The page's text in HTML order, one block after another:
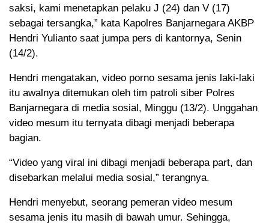
saksi, kami menetapkan pelaku J (24) dan V (17)
sebagai tersangka,” kata Kapolres Banjarnegara AKBP
Hendri Yulianto saat jumpa pers di kantornya, Senin
(14/2).
Hendri mengatakan, video porno sesama jenis laki-laki
itu awalnya ditemukan oleh tim patroli siber Polres
Banjarnegara di media sosial, Minggu (13/2). Unggahan
video mesum itu ternyata dibagi menjadi beberapa
bagian.
“Video yang viral ini dibagi menjadi beberapa part, dan
disebarkan melalui media sosial,” terangnya.
Hendri menyebut, seorang pemeran video mesum
sesama jenis itu masih di bawah umur. Sehingga,